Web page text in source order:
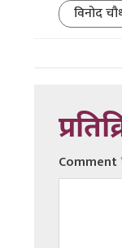
विनोद
Comment